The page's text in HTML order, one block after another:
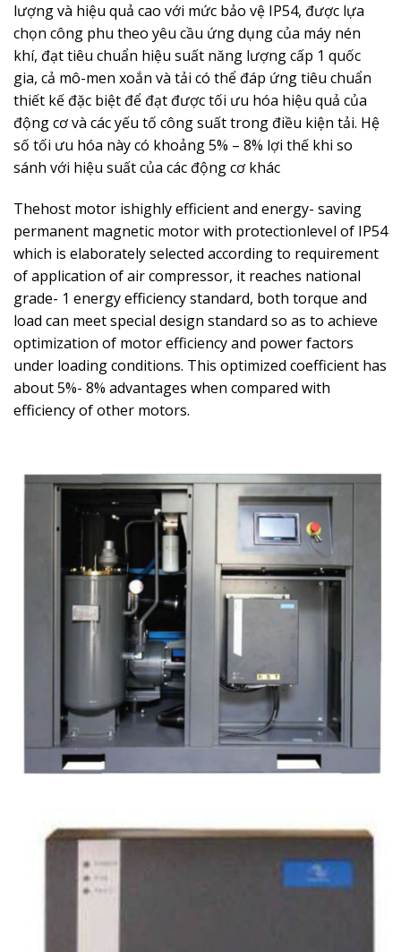
lượng và hiệu quả cao với mức bảo vệ IP54, được lựa
chọn công phu theo yêu cầu ứng dụng của máy nén
khí, đạt tiêu chuẩn hiệu suất năng lượng cấp 1 quốc
gia, cả mô-men xoắn và tải có thể đáp ứng tiêu chuẩn
thiết kế đặc biệt để đạt được tối ưu hóa hiệu quả của
động cơ và các yếu tố công suất trong điều kiện tải. Hệ
số tối ưu hóa này có khoảng 5% – 8% lợi thế khi so
sánh với hiệu suất của các động cơ khác
Thehost motor ishighly efficient and energy- saving
permanent magnetic motor with protectionlevel of IP54
which is elaborately selected according to requirement
of application of air compressor, it reaches national
grade- 1 energy efficiency standard, both torque and
load can meet special design standard so as to achieve
optimization of motor efficiency and power factors
under loading conditions. This optimized coefficient has
about 5%- 8% advantages when compared with
efficiency of other motors.